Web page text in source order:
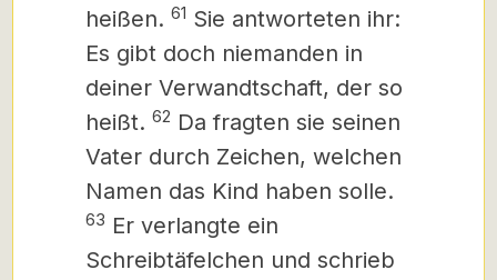
heißen. 61 Sie antworteten ihr:
Es gibt doch niemanden in
deiner Verwandtschaft, der so
heißt. 62 Da fragten sie seinen
Vater durch Zeichen, welchen
Namen das Kind haben solle.
63 Er verlangte ein
Schreibtäfelchen und schrieb